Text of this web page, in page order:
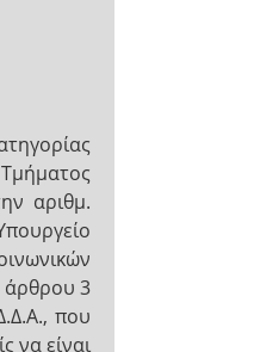
αριθμ.
άρθρου 3
που
να είναι